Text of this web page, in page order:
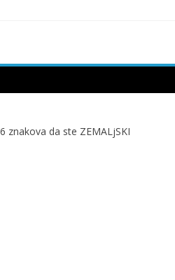
Priče
6 znakova da ste ZEMALjSKI